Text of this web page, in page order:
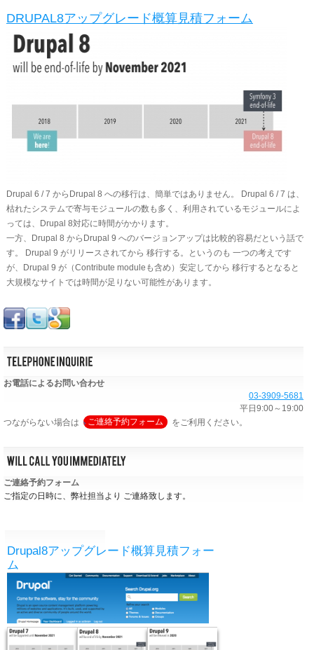
DRUPAL8アップグレード概算見積フォーム
Drupal 6 / 7 からDrupal 8 への移行は、簡単ではありません。 Drupal 6 / 7 は、
枯れたシステムで寄与モジュールの数も多く、利用されているモジュールによ
っては、Drupal 8対応に時間がかかります。
​一方、Drupal 8 からDrupal 9 へのバージョンアップは比較的容易だという話で
す。 Drupal 9 がリリースされてから 移行する。というのも 一つの考えです
が、Drupal 9 が（Contribute moduleも含め）安定してから 移行するとなると
大規模なサイトでは時間が足りない可能性があります。
お電話によるお問い合わせ
03-3909-5681
平日9:00～19:00
つながらない場合は
ご連絡予約フォーム をご利用ください。
ご連絡予約フォーム
ご指定の日時に、弊社担当より ご連絡致します。
Drupal8アップグレード概算見積フォー
ム